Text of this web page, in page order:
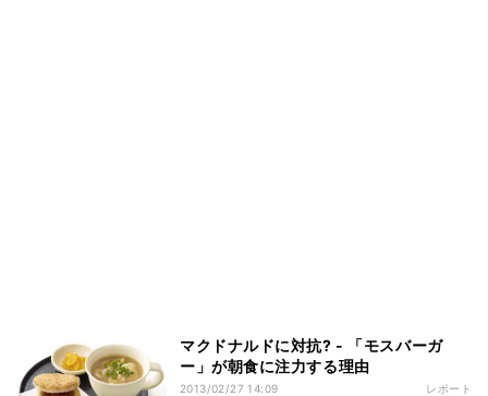
マクドナルドに対抗? - 「モスバーガ
ー」が朝食に注力する理由
2013/02/27 14:09 レポート